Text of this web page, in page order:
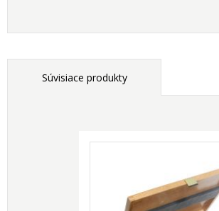
Súvisiace produkty